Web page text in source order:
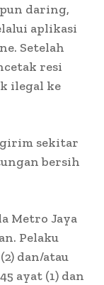
daring,
aplikasi
Setelah
resi
ilegal ke
sekitar
bersih
Metro Jaya
Pelaku
dan/atau
ayat (1) dan